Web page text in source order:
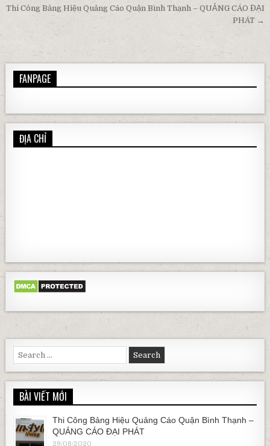
Điều hướng bài viết
Thi Công Bảng Hiệu Quảng Cáo Quận Bình Thạnh – QUẢNG CÁO ĐẠI
PHÁT →
FANPAGE
ĐỊA CHỈ
Search for:
BÀI VIẾT MỚI
Thi Công Bảng Hiệu Quảng Cáo Quận Bình Thạnh –
QUẢNG CÁO ĐẠI PHÁT
29/08/2020